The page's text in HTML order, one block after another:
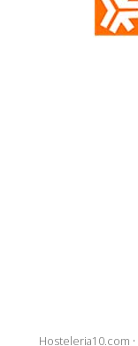
Hosteleria10.com ·